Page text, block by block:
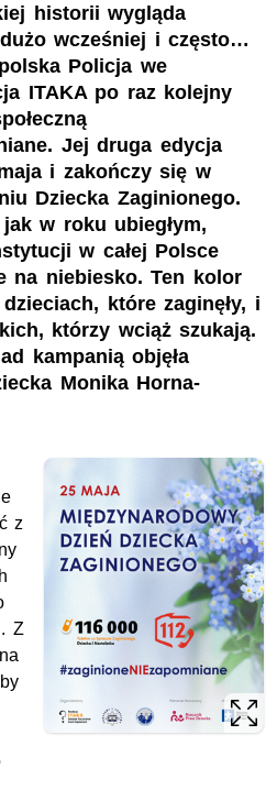
historii wygląda
wcześniej i często…
Policja we
ITAKA po raz kolejny
Jej druga edycja
i zakończy się w
Dziecka Zaginionego.
w roku ubiegłym,
w całej Polsce
na niebiesko. Ten kolor
które zaginęły, i
którzy wciąż szukają.
kampanią objęła
Monika Horna-
z
Z